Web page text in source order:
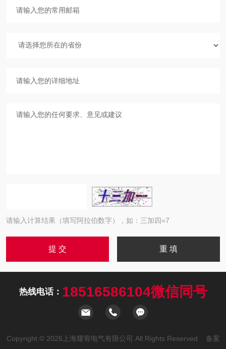
请输入计算结果（填写阿拉伯数字），如：三加四=7
热线电话： 18516586104微信同号
Copyright © 2026上海耀宥电气有限公司 All Rights Reserved 备案